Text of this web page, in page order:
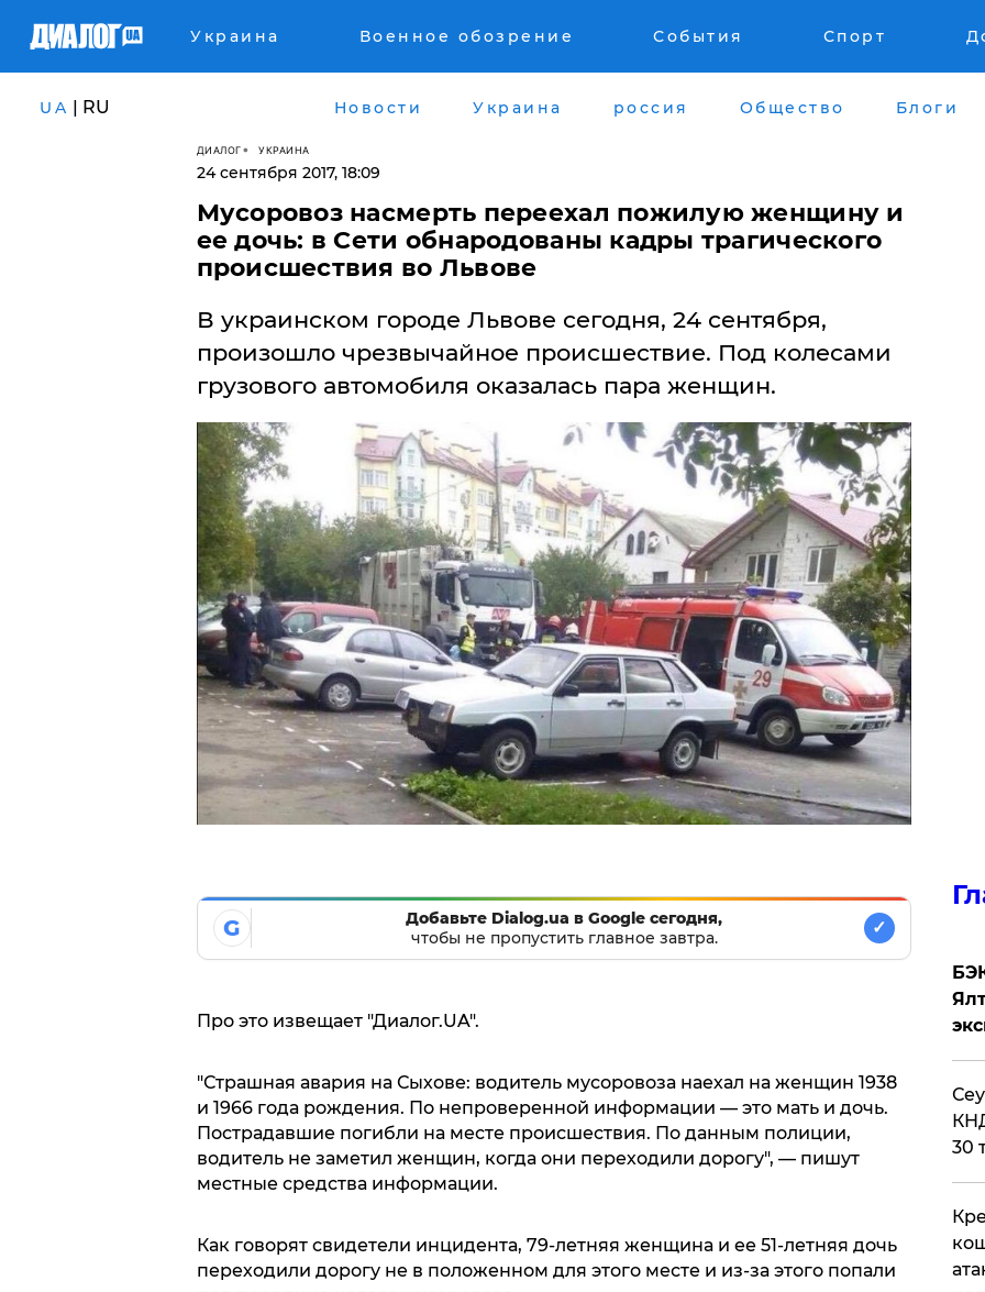
Украина Военное обозрение События Спорт
UA | RU Новости Украина россия Общество Блоги
ДИАЛОГ УКРАИНА
24 сентября 2017, 18:09
Мусоровоз насмерть переехал пожилую женщину и
ее дочь: в Сети обнародованы кадры трагического
происшествия во Львове
В украинском городе Львове сегодня, 24 сентября,
произошло чрезвычайное происшествие. Под колесами
грузового автомобиля оказалась пара женщин.
G
Добавьте Dialog.ua в Google сегодня,
чтобы не пропустить главное завтра.
✓
Про это извещает "Диалог.UA".
"Страшная авария на Сыхове: водитель мусоровоза наехал на женщин 1938
и 1966 года рождения. По непроверенной информации — это мать и дочь.
Пострадавшие погибли на месте происшествия. По данным полиции,
водитель не заметил женщин, когда они переходили дорогу", — пишут
местные средства информации.
Как говорят свидетели инцидента, 79-летняя женщина и ее 51-летняя дочь
переходили дорогу не в положенном для этого месте и из-за этого попали
30